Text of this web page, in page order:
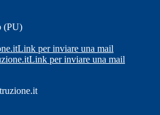
(PU)
Link per inviare una mail
Link per inviare una mail